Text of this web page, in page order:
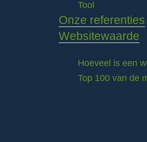
Tool
Onze referenties
Websitewaarde
Hoeveel is een
Top 100 van de